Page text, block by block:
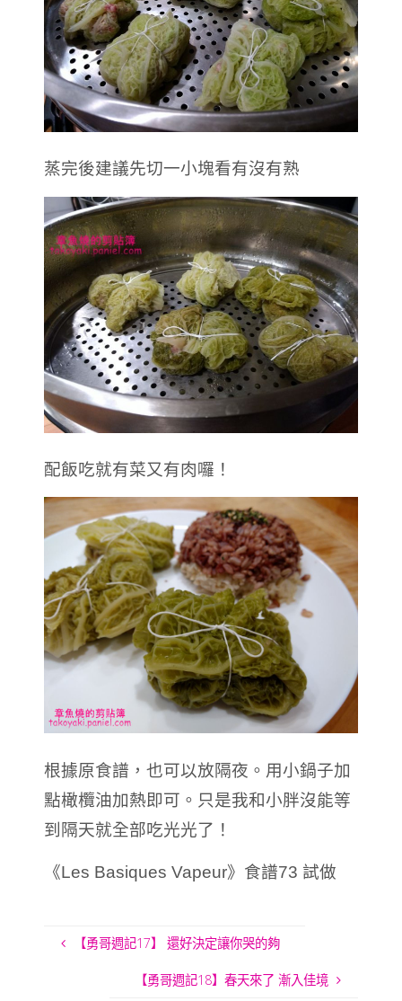
蒸完後建議先切一小塊看有沒有熟
配飯吃就有菜又有肉囉！
根據原食譜，也可以放隔夜。用小鍋子加
點橄欖油加熱即可。只是我和小胖沒能等
到隔天就全部吃光光了！
《Les Basiques Vapeur》食譜73 試做
【勇哥週記17】 還好決定讓你哭的夠
【勇哥週記18】春天來了 漸入佳境